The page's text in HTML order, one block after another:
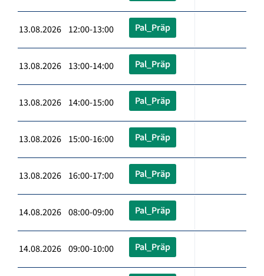
13.08.2026 12:00-13:00 Pal_Präp
13.08.2026 13:00-14:00 Pal_Präp
13.08.2026 14:00-15:00 Pal_Präp
13.08.2026 15:00-16:00 Pal_Präp
13.08.2026 16:00-17:00 Pal_Präp
14.08.2026 08:00-09:00 Pal_Präp
14.08.2026 09:00-10:00 Pal_Präp